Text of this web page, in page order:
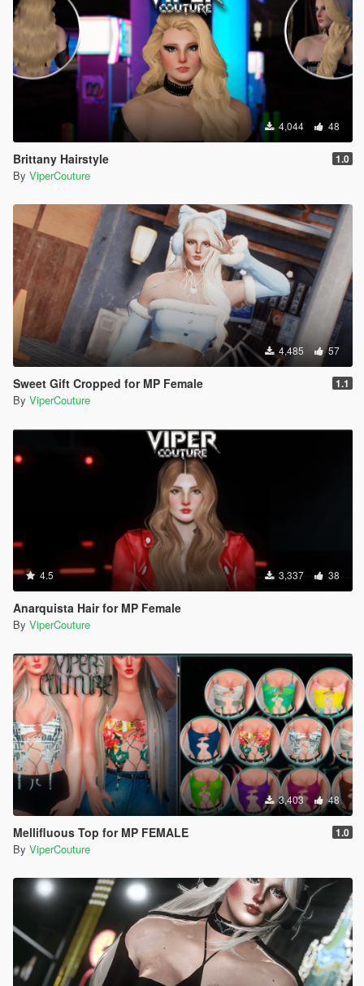
4,044 48
Brittany Hairstyle 1.0
By ViperCouture
4,485 57
Sweet Gift Cropped for MP Female 1.1
By ViperCouture
4.5 3,337 38
Anarquista Hair for MP Female
By ViperCouture
3,403 48
Mellifluous Top for MP FEMALE 1.0
By ViperCouture